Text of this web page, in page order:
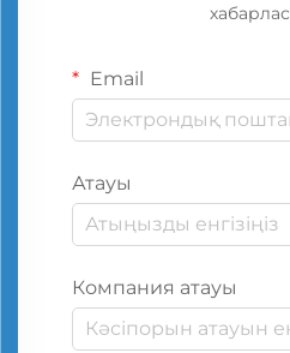
Email
Атауы
Компания атауы